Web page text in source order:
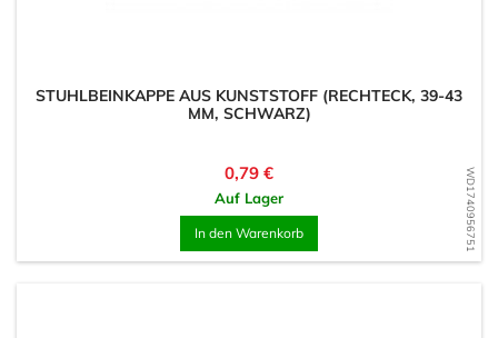
WD1740956751
STUHLBEINKAPPE AUS KUNSTSTOFF (RECHTECK, 39-43
MM, SCHWARZ)
Preis
0,79 €
Auf Lager
In den Warenkorb